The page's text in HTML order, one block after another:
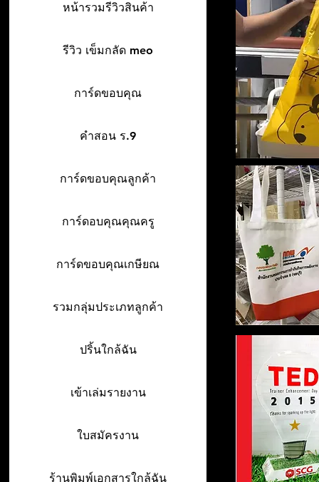
หน้ารวมรีวิวสินค้า
รีวิว เข็มกลัด meo
การ์ดขอบคุณ
คำสอน ร.9
การ์ดขอบคุณลูกค้า
การ์ดอบคุณคุณครู
การ์ดขอบคุณเกษียณ
รวมกลุ่มประเภทลูกค้า
ปริ้นใกล้ฉัน
เข้าเล่มรายงาน
ใบสมัครงาน
ร้านพิมพ์เอกสารใกล้ฉัน